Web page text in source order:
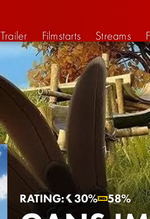
Trailer Filmstarts Streams
RATING: 30% 58%